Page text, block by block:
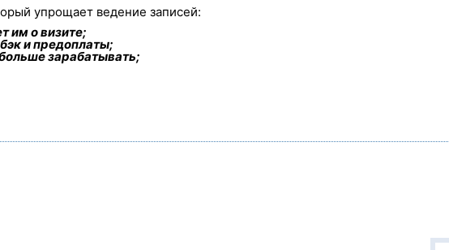
упрощает ведение записей:
им о визите;
и предоплаты;
зарабатывать;